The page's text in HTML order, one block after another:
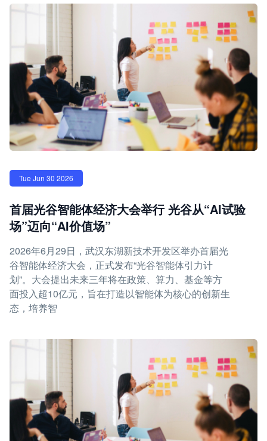
Tue Jun 30 2026
首届光谷智能体经济大会举行 光谷从“AI试验
场”迈向“AI价值场”
2026年6月29日，武汉东湖新技术开发区举办首届光
谷智能体经济大会，正式发布“光谷智能体引力计
划”。大会提出未来三年将在政策、算力、基金等方
面投入超10亿元，旨在打造以智能体为核心的创新生
态，培养智